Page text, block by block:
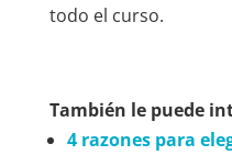
todo el curso.
También le puede
4 razones para